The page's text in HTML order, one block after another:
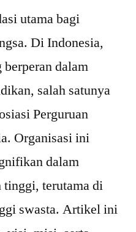
utama bagi
Di Indonesia,
dalam
salah satunya
Perguruan
Organisasi ini
dalam
terutama di
swasta. Artikel ini